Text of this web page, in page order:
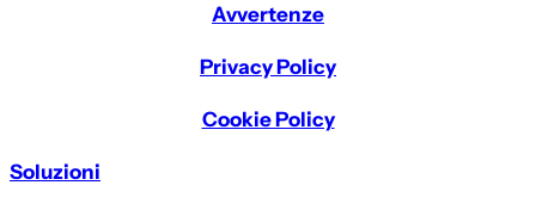
Avvertenze
Privacy Policy
Cookie Policy
Soluzioni